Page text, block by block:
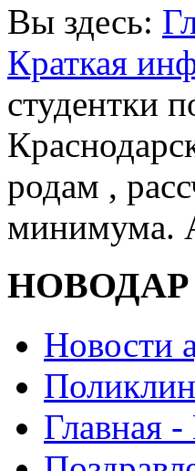
Вы здесь:
Краткая
студентки
родам ,
минимума.
НОВОДАР
Новости
Главная